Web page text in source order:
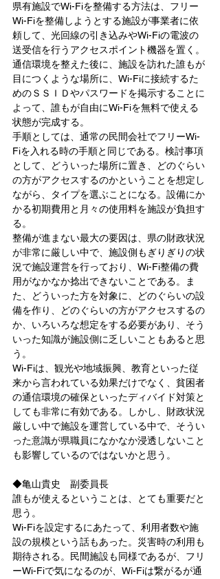
県有施設でWi-Fiを整備する方法は、フリー
Wi-Fiを整備しようとする施設が事業者に依
頼して、光回線の引き込みやWi-Fiの電波の
送受信を行うアクセスポイント機器を置く。
通信環境を整えた後に、施設を訪れた誰もが
目につくような場所に、Wi-Fiに接続するた
めのＳＳＩＤやパスワードを掲示することに
よって、誰もが自由にWi-Fiを無料で使える
状態が完成する。
手順としては、通常の民間会社でフリーWi-
Fiを入れる時の手順と同じである。検討事項
として、どういった場所に置き、どのぐらい
の方がアクセスするのかということを想定し
ながら、タイプを選ぶことになる。設備にか
かる初期費用と月々の使用料を施設が負担す
る。
整備が進まない最大の要因は、県の財政状況
が非常に厳しい中で、施設側もぎりぎりの状
況で施設運営を行っており、Wi-Fi整備の費
用がなかなか捻出できないことである。ま
た、どういった方を対象に、どのぐらいの設
備を作り、どのぐらいの方がアクセスするの
か、いろいろな想定をする必要があり、そう
いった知識が施設側に乏しいこともあると思
う。
Wi-Fiは、観光や地域振興、教育といった従
来から言われている効果だけでなく、貧困者
の通信環境の確保といったディバイド対策と
しても非常に有効である。しかし、財政状況
厳しい中で施設を運営している中で、そうい
った意識が県職員になかなか浸透しないこと
も影響しているのではないかと思う。
◆亀山貴史　副委員長
誰もが使えるということは、とても重要だと
思う。
Wi-Fiを設定するにあたって、利用者数や施
設の規模という話もあった。災害時の利用も
期待される。民間施設も同様であるが、フリ
ーWi-Fiで気になるのが、Wi-Fiは繋がるが通